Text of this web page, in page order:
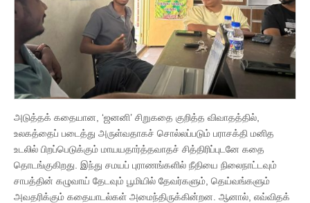
அடுத்தக் கதையான, ‘ஜனனி’ சிறுகதை குறித்த விவாதத்தில்,
உலகத்தைப் படைத்து அருள்வதாகச் சொல்லப்படும் பராசக்தி மனித
உடலில் பிறப்பெடுக்கும் மாயயதார்த்தவாதச் சித்திரிப்புடனே கதை
தொடங்குகிறது. இந்து சமயப் புராணங்களில் நீதியை நிலைநாட்டவும்
சாபத்தின் கழுவாய் தேடவும் பூமியில் தேவர்களும், தெய்வங்களும்
அவதரிக்கும் கதையாடல்கள் அமைந்திருக்கின்றன. ஆனால், எவ்விதக்